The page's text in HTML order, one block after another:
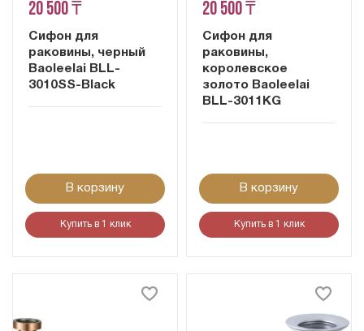
20 500 ₸
Сифон для
раковины, черный
Baoleelai BLL-
3010SS-Black
В корзину
Купить в 1 клик
20 500 ₸
Сифон для
раковины,
королевское
золото Baoleelai
BLL-3011KG
В корзину
Купить в 1 клик